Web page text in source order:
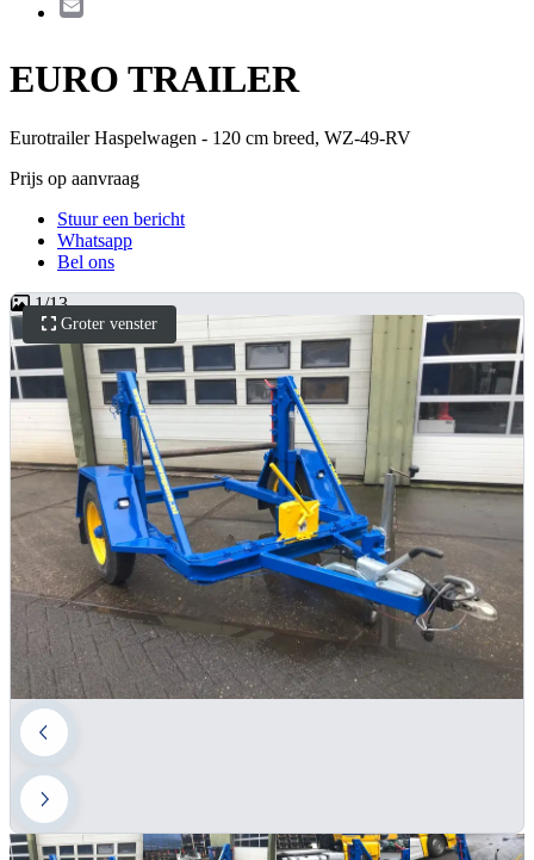
EURO TRAILER
Eurotrailer Haspelwagen - 120 cm breed, WZ-49-RV
Prijs op aanvraag
Stuur een bericht
Whatsapp
Bel ons
Groter venster
1/13